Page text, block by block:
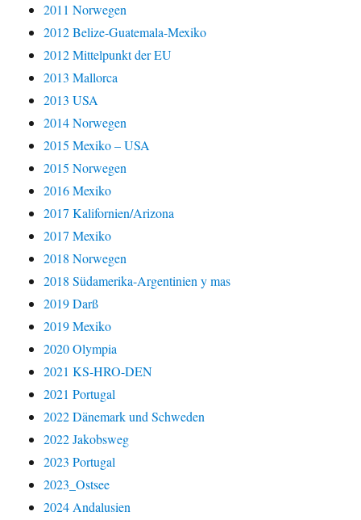
2011 Norwegen
2012 Belize-Guatemala-Mexiko
2012 Mittelpunkt der EU
2013 Mallorca
2013 USA
2014 Norwegen
2015 Mexiko – USA
2015 Norwegen
2016 Mexiko
2017 Kalifornien/Arizona
2017 Mexiko
2018 Norwegen
2018 Südamerika-Argentinien y mas
2019 Darß
2019 Mexiko
2020 Olympia
2021 KS-HRO-DEN
2021 Portugal
2022 Dänemark und Schweden
2022 Jakobsweg
2023 Portugal
2023_Ostsee
2024 Andalusien